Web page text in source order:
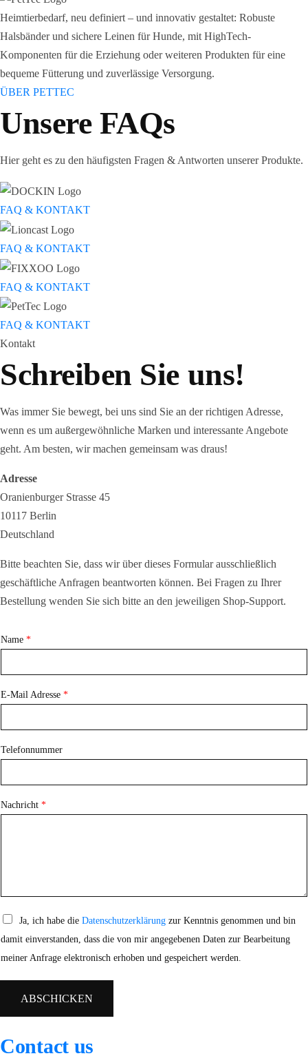
Heimtierbedarf, neu definiert – und innovativ gestaltet: Robuste
Halsbänder und sichere Leinen für Hunde, mit HighTech-
Komponenten für die Erziehung oder weiteren Produkten für eine
bequeme Fütterung und zuverlässige Versorgung.
ÜBER PETTEC
Unsere FAQs
Hier geht es zu den häufigsten Fragen & Antworten unserer Produkte.
FAQ & KONTAKT
FAQ & KONTAKT
FAQ & KONTAKT
FAQ & KONTAKT
Kontakt
Schreiben Sie uns!
Was immer Sie bewegt, bei uns sind Sie an der richtigen Adresse,
wenn es um außergewöhnliche Marken und interessante Angebote
geht. Am besten, wir machen gemeinsam was draus!
Adresse
Oranienburger Strasse 45
10117 Berlin
Deutschland
Bitte beachten Sie, dass wir über dieses Formular ausschließlich
geschäftliche Anfragen beantworten können. Bei Fragen zu Ihrer
Bestellung wenden Sie sich bitte an den jeweiligen Shop-Support.
Name *
E-Mail Adresse *
Telefonnummer
Nachricht *
D
t
s
u
z
*
Ja, ich habe die Datenschutzerklärung zur Kenntnis genommen und bin
damit einverstanden, dass die von mir angegebenen Daten zur Bearbeitung
meiner Anfrage elektronisch erhoben und gespeichert werden.
ABSCHICKEN
Contact us